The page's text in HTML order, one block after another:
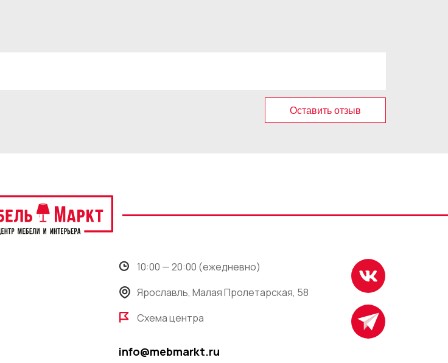
Оставить отзыв
10:00 — 20:00 (ежедневно)
Ярославль, Малая Пролетарская, 58
Схема центра
info@mebmarkt.ru